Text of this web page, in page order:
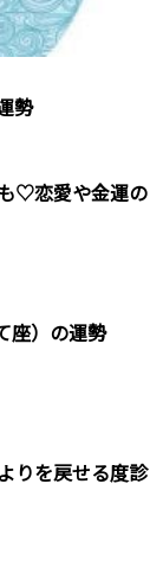
勢
♡恋愛や金運の
座）の運勢
りを戻せる度診